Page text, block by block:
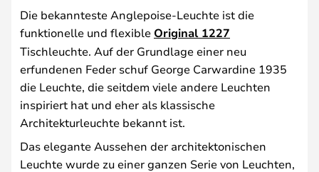
Die bekannteste Anglepoise-Leuchte ist die
funktionelle und flexible Original 1227
Tischleuchte. Auf der Grundlage einer neu
erfundenen Feder schuf George Carwardine 1935
die Leuchte, die seitdem viele andere Leuchten
inspiriert hat und eher als klassische
Architekturleuchte bekannt ist.
Das elegante Aussehen der architektonischen
Leuchte wurde zu einer ganzen Serie von Leuchten,